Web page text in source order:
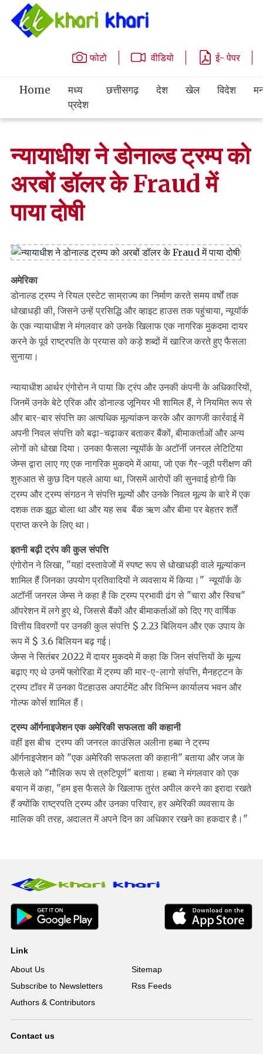
फोटो वीडियो ई- पेपर
Home
मध्य
प्रदेश
छत्तीसगढ़ देश खेल विदेश
न्यायाधीश ने डोनाल्ड ट्रम्प को
अरबों डॉलर के Fraud में
पाया दोषी
अमेरिका
डोनाल्ड ट्रम्प ने रियल एस्टेट साम्राज्य का निर्माण करते समय वर्षों तक
धोखाधड़ी की, जिसने उन्हें प्रसिद्धि और व्हाइट हाउस तक पहुंचाया, न्यूयॉर्क
के एक न्यायाधीश ने मंगलवार को उनके खिलाफ एक नागरिक मुकदमा दायर
करने के पूर्व राष्ट्रपति के प्रयास को कड़े शब्दों में खारिज करते हुए फैसला
सुनाया।
न्यायाधीश आर्थर एंगोरोन ने पाया कि ट्रंप और उनकी कंपनी के अधिकारियों,
जिनमें उनके बेटे एरिक और डोनाल्ड जूनियर भी शामिल हैं, ने नियमित रूप से
और बार-बार संपत्ति का अत्यधिक मूल्यांकन करके और कागजी कार्रवाई में
अपनी निवल संपत्ति को बढ़ा-चढ़ाकर बताकर बैंकों, बीमाकर्ताओं और अन्य
लोगों को धोखा दिया। उनका फैसला न्यूयॉर्क के अटॉर्नी जनरल लेटिटिया
जेम्स द्वारा लाए गए एक नागरिक मुकदमे में आया, जो एक गैर-जूरी परीक्षण की
शुरुआत से कुछ दिन पहले आया था, जिसमें आरोपों की सुनवाई होगी कि
ट्रम्प और ट्रम्प संगठन ने संपत्ति मूल्यों और उनके निवल मूल्य के बारे में एक
दशक तक झूठ बोला था और यह सब बैंक ऋण और बीमा पर बेहतर शर्तें
प्राप्त करने के लिए था।
इतनी बढ़ी ट्रंप की कुल संपत्ति
एंगोरोन ने लिखा, "यहां दस्तावेजों में स्पष्ट रूप से धोखाधड़ी वाले मूल्यांकन
शामिल हैं जिनका उपयोग प्रतिवादियों ने व्यवसाय में किया।" न्यूयॉर्क के
अटॉर्नी जनरल जेम्स ने कहा है कि ट्रम्प प्रभावी ढंग से "चारा और स्विच"
ऑपरेशन में लगे हुए थे, जिससे बैंकों और बीमाकर्ताओं को दिए गए वार्षिक
वित्तीय विवरणों पर उनकी कुल संपत्ति $ 2.23 बिलियन और एक उपाय के
रूप में $ 3.6 बिलियन बढ़ गई।
जेम्स ने सितंबर 2022 में दायर मुकदमे में कहा कि जिन संपत्तियों के मूल्य
बढ़ाए गए थे उनमें फ्लोरिडा में ट्रम्प की मार-ए-लागो संपत्ति, मैनहट्टन के
ट्रम्प टॉवर में उनका पेंटहाउस अपार्टमेंट और विभिन्न कार्यालय भवन और
गोल्फ कोर्स शामिल हैं।
ट्रम्प ऑर्गनाइजेशन एक अमेरिकी सफलता की कहानी
वहीं इस बीच ट्रम्प की जनरल काउंसिल अलीना हब्बा ने ट्रम्प
ऑर्गनाइजेशन को "एक अमेरिकी सफलता की कहानी" बताया और जज के
फैसले को "मौलिक रूप से त्रुटिपूर्ण" बताया। हब्बा ने मंगलवार को एक
बयान में कहा, "हम इस फैसले के खिलाफ तुरंत अपील करने का इरादा रखते
हैं क्योंकि राष्ट्रपति ट्रम्प और उनका परिवार, हर अमेरिकी व्यवसाय के
मालिक की तरह, अदालत में अपने दिन का अधिकार रखने का हकदार है।"
Link
About Us
Sitemap
Subscribe to Newsletters
Rss Feeds
Authors & Contributors
Contact us